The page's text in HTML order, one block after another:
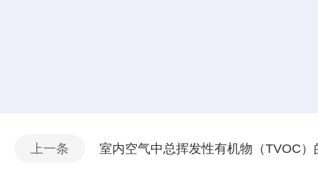
上一条 室内空气中总挥发性有机物（TVOC